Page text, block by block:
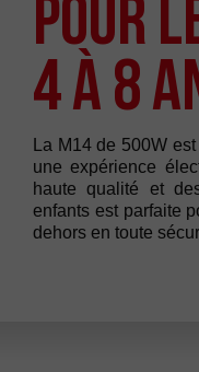
pour
4 à 8
La M14 de 500W
une expérience
haute qualité et
enfants est parfaite
dehors en toute